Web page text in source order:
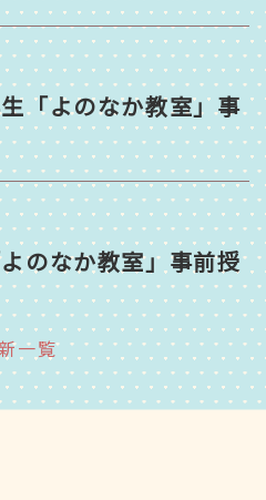
「よのなか教室」事
のなか教室」事前授
一覧